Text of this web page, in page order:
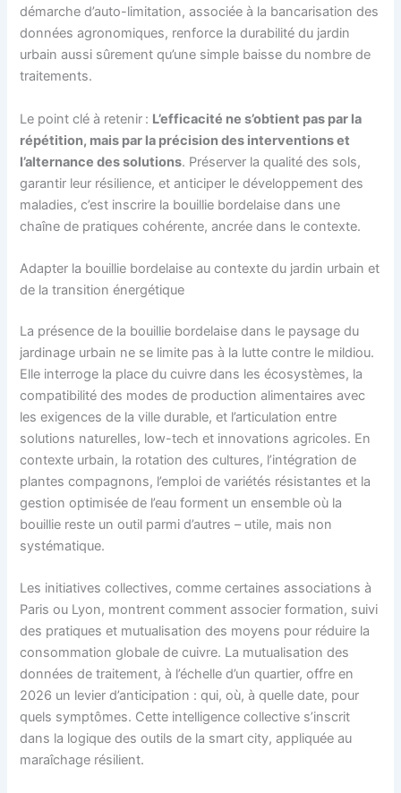
démarche d’auto-limitation, associée à la bancarisation des
données agronomiques, renforce la durabilité du jardin
urbain aussi sûrement qu’une simple baisse du nombre de
traitements.
Le point clé à retenir : L’efficacité ne s’obtient pas par la
répétition, mais par la précision des interventions et
l’alternance des solutions. Préserver la qualité des sols,
garantir leur résilience, et anticiper le développement des
maladies, c’est inscrire la bouillie bordelaise dans une
chaîne de pratiques cohérente, ancrée dans le contexte.
Adapter la bouillie bordelaise au contexte du jardin urbain et
de la transition énergétique
La présence de la bouillie bordelaise dans le paysage du
jardinage urbain ne se limite pas à la lutte contre le mildiou.
Elle interroge la place du cuivre dans les écosystèmes, la
compatibilité des modes de production alimentaires avec
les exigences de la ville durable, et l’articulation entre
solutions naturelles, low-tech et innovations agricoles. En
contexte urbain, la rotation des cultures, l’intégration de
plantes compagnons, l’emploi de variétés résistantes et la
gestion optimisée de l’eau forment un ensemble où la
bouillie reste un outil parmi d’autres – utile, mais non
systématique.
Les initiatives collectives, comme certaines associations à
Paris ou Lyon, montrent comment associer formation, suivi
des pratiques et mutualisation des moyens pour réduire la
consommation globale de cuivre. La mutualisation des
données de traitement, à l’échelle d’un quartier, offre en
2026 un levier d’anticipation : qui, où, à quelle date, pour
quels symptômes. Cette intelligence collective s’inscrit
dans la logique des outils de la smart city, appliquée au
maraîchage résilient.